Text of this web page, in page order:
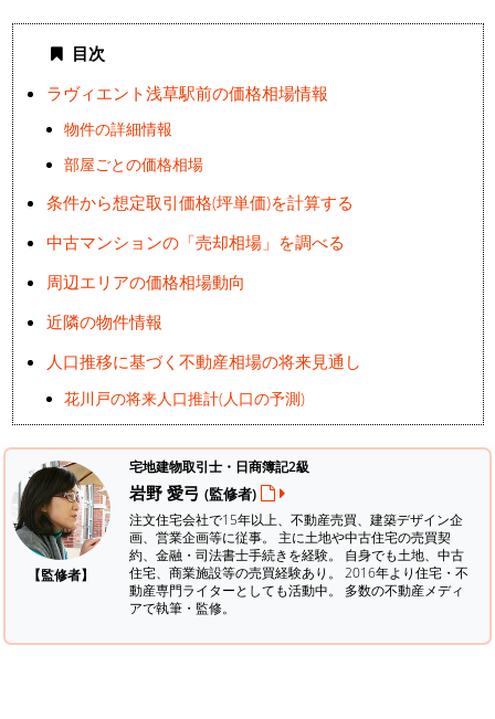
目次
ラヴィエント浅草駅前の価格相場情報
物件の詳細情報
部屋ごとの価格相場
条件から想定取引価格(坪単価)を計算する
中古マンションの「売却相場」を調べる
周辺エリアの価格相場動向
近隣の物件情報
人口推移に基づく不動産相場の将来見通し
花川戸の将来人口推計(人口の予測)
【監修者】
宅地建物取引士・日商簿記2級
岩野 愛弓 (監修者)
注文住宅会社で15年以上、不動産売買、建築デザイン企
画、営業企画等に従事。 主に土地や中古住宅の売買契
約、金融・司法書士手続きを経験。 自身でも土地、中古
住宅、商業施設等の売買経験あり。 2016年より住宅・不
動産専門ライターとしても活動中。 多数の不動産メディ
アで執筆・監修。